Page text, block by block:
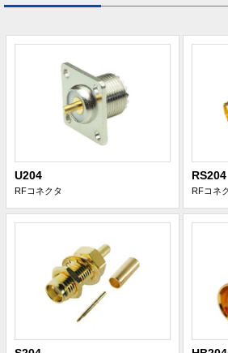
U204
RFコネクタ
RS204
RFコネ